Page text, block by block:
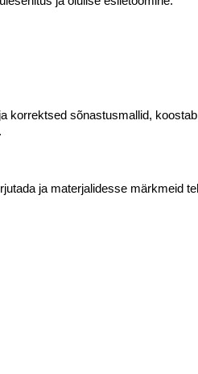
sõnastusmallid,
ja materjalidesse märkmeid